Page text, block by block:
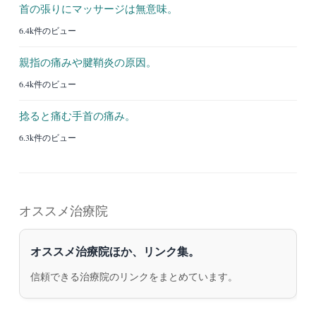
首の張りにマッサージは無意味。
6.4k件のビュー
親指の痛みや腱鞘炎の原因。
6.4k件のビュー
捻ると痛む手首の痛み。
6.3k件のビュー
オススメ治療院
オススメ治療院ほか、リンク集。
信頼できる治療院のリンクをまとめています。